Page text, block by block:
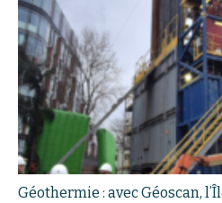
Géothermie : avec Géoscan,